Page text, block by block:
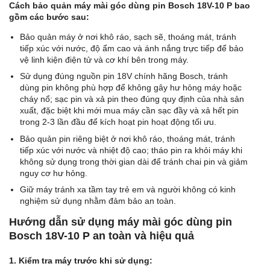
Cách bảo quản máy mài góc dùng pin Bosch 18V-10 P bao
gồm các bước sau:
Bảo quản máy ở nơi khô ráo, sạch sẽ, thoáng mát, tránh
tiếp xúc với nước, độ ẩm cao và ánh nắng trực tiếp để bảo
vệ linh kiện điện tử và cơ khí bên trong máy.
Sử dụng đúng nguồn pin 18V chính hãng Bosch, tránh
dùng pin không phù hợp để không gây hư hỏng máy hoặc
cháy nổ; sạc pin và xả pin theo đúng quy định của nhà sản
xuất, đặc biệt khi mới mua máy cần sạc đầy và xả hết pin
trong 2-3 lần đầu để kích hoạt pin hoạt động tối ưu.
Bảo quản pin riêng biệt ở nơi khô ráo, thoáng mát, tránh
tiếp xúc với nước và nhiệt độ cao; tháo pin ra khỏi máy khi
không sử dụng trong thời gian dài để tránh chai pin và giảm
nguy cơ hư hỏng.
Giữ máy tránh xa tầm tay trẻ em và người không có kinh
nghiệm sử dụng nhằm đảm bảo an toàn.
Hướng dẫn sử dụng máy mài góc dùng pin
Bosch 18V-10 P an toàn và hiệu quả
1. Kiểm tra máy trước khi sử dụng: